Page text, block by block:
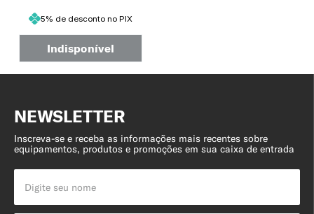
5% de desconto no PIX
Indisponível
NEWSLETTER
Inscreva-se e receba as informações mais recentes sobre
equipamentos, produtos e promoções em sua caixa de entrada